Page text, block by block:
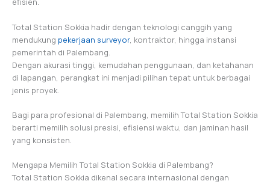
Total Station Sokkia hadir dengan teknologi canggih yang
mendukung pekerjaan surveyor, kontraktor, hingga instansi
pemerintah di Palembang.
Dengan akurasi tinggi, kemudahan penggunaan, dan ketahanan
di lapangan, perangkat ini menjadi pilihan tepat untuk berbagai
jenis proyek.
Bagi para profesional di Palembang, memilih Total Station Sokkia
berarti memilih solusi presisi, efisiensi waktu, dan jaminan hasil
yang konsisten.
Mengapa Memilih Total Station Sokkia di Palembang?
Total Station Sokkia dikenal secara internasional dengan